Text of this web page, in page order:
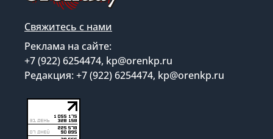
Свяжитесь с нами
Реклама на сайте:
+7 (922) 6254474, kp@orenkp.ru
Редакция: +7 (922) 6254474, kp@orenkp.ru